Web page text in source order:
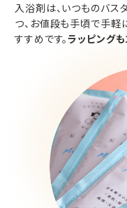
入浴剤は、いつものバス
つ、お値段も手頃で手軽
すすめです。ラッピングも